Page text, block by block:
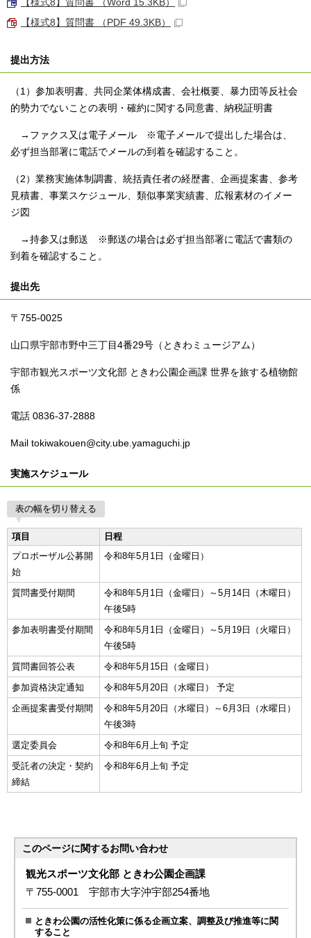
【様式8】質問書 （Word 15.3KB）
【様式8】質問書 （PDF 49.3KB）
提出方法
（1）参加表明書、共同企業体構成書、会社概要、暴力団等反社会
的勢力でないことの表明・確約に関する同意書、納税証明書
→ファクス又は電子メール ※電子メールで提出した場合は、
必ず担当部署に電話でメールの到着を確認すること。
（2）業務実施体制調書、統括責任者の経歴書、企画提案書、参考
見積書、事業スケジュール、類似事業実績書、広報素材のイメー
ジ図
→持参又は郵送 ※郵送の場合は必ず担当部署に電話で書類の
到着を確認すること。
提出先
〒755-0025
山口県宇部市野中三丁目4番29号（ときわミュージアム）
宇部市観光スポーツ文化部 ときわ公園企画課 世界を旅する植物館
係
電話 0836-37-2888
Mail tokiwakouen@city.ube.yamaguchi.jp
実施スケジュール
表の幅を切り替える
項目
日程
プロポーザル公募開
始
令和8年5月1日（金曜日）
質問書受付期間
令和8年5月1日（金曜日）～5月14日（木曜日）
午後5時
参加表明書受付期間
令和8年5月1日（金曜日）～5月19日（火曜日）
午後5時
質問書回答公表
令和8年5月15日（金曜日）
参加資格決定通知
令和8年5月20日（水曜日） 予定
企画提案書受付期間
令和8年5月20日（水曜日）～6月3日（水曜日）
午後3時
選定委員会
令和8年6月上旬 予定
受託者の決定・契約
締結
令和8年6月上旬 予定
このページに関するお問い合わせ
観光スポーツ文化部 ときわ公園企画課
〒755-0001 宇部市大字沖宇部254番地
ときわ公園の活性化策に係る企画立案、調整及び推進等に関
すること